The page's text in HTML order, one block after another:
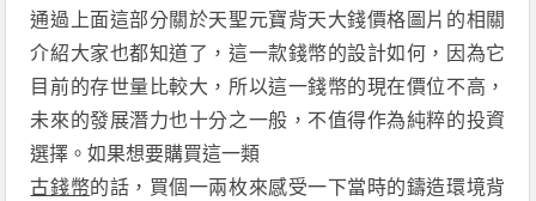
通過上面這部分關於天聖元寶背天大錢價格圖片的相關
介紹大家也都知道了，這一款錢幣的設計如何，因為它
目前的存世量比較大，所以這一錢幣的現在價位不高，
未來的發展潛力也十分之一般，不值得作為純粹的投資
選擇。如果想要購買這一類
古錢幣的話，買個一兩枚來感受一下當時的鑄造環境背